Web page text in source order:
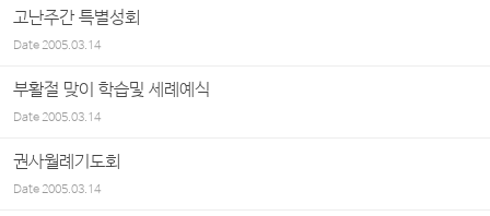
고난주간 특별성회
Date2005.03.14
부활절 맞이 학습및 세례예식
Date2005.03.14
권사월례기도회
Date2005.03.14